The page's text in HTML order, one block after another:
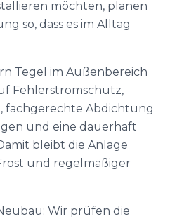
möchten, planen
so, dass es im Alltag
Tegel im Außenbereich
Fehlerstromschutz,
fachgerechte Abdichtung
und eine dauerhaft
bleibt die Anlage
und regelmäßiger
Wir prüfen die